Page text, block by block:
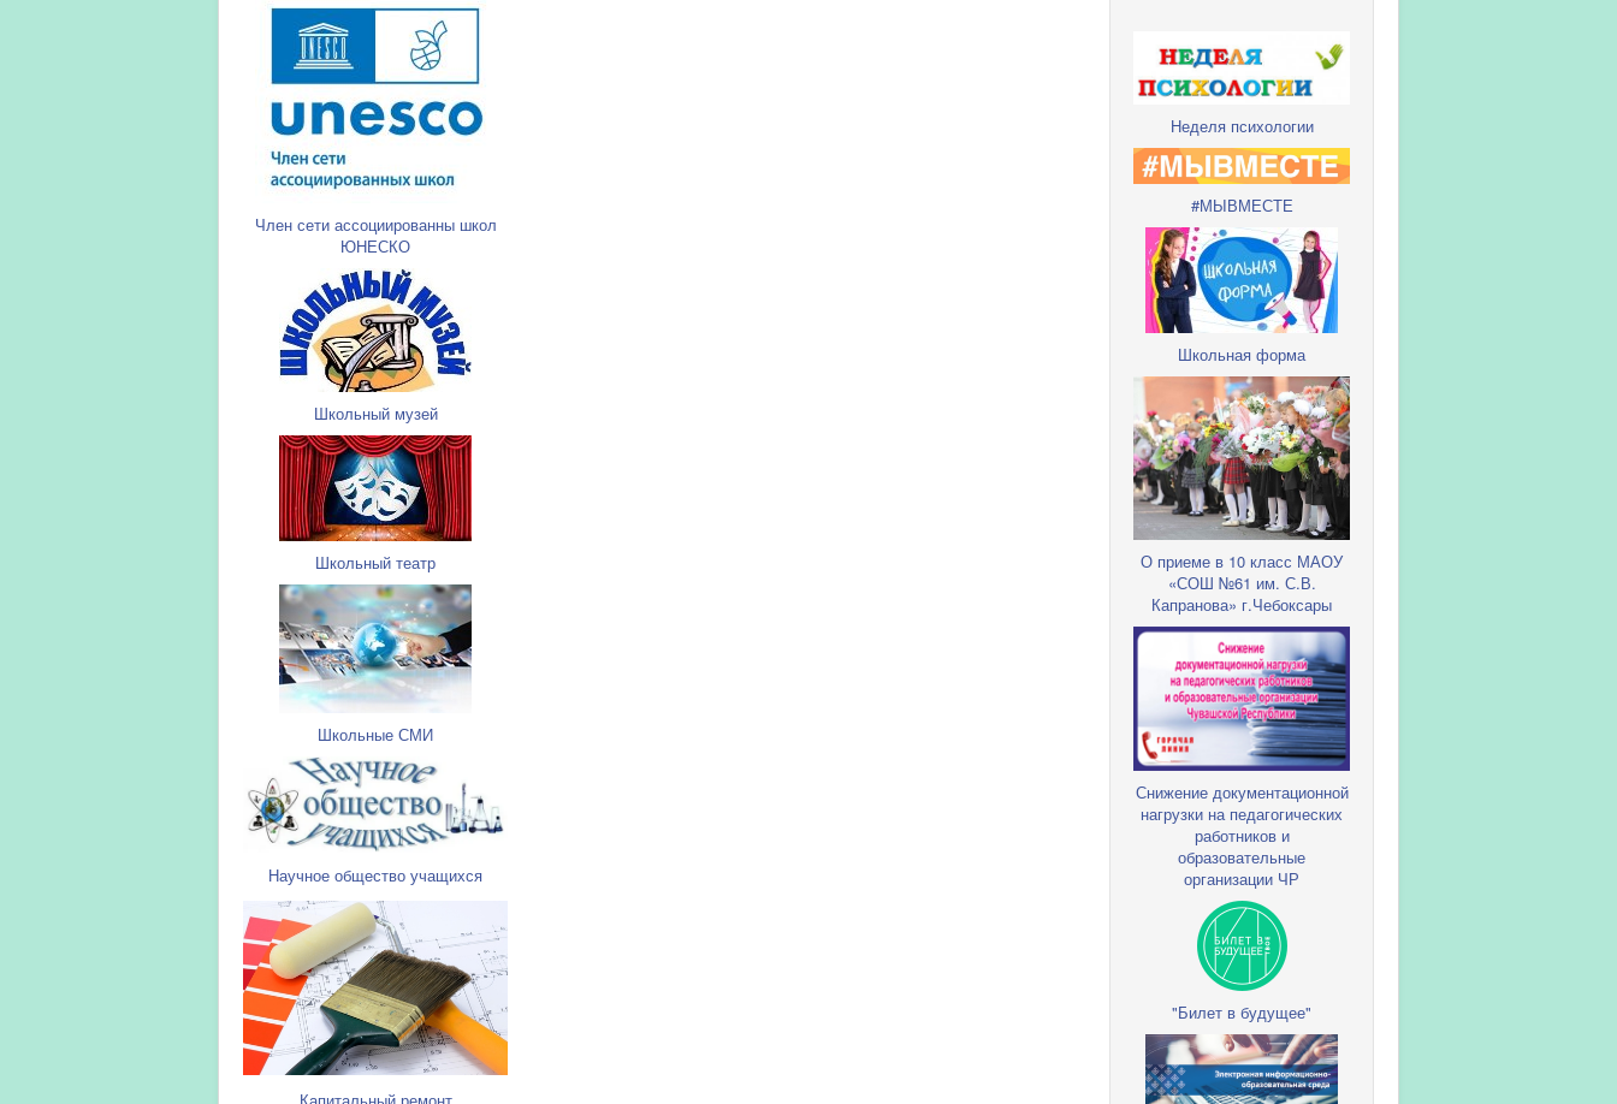
Член сети ассоциированны школ
ЮНЕСКО
Школьный музей
Школьный театр
Школьные СМИ
Научное общество учащихся
Неделя психологии
#МЫВМЕСТЕ
Школьная форма
О приеме в 10 класс МАОУ
«СОШ №61 им. С.В.
Капранова» г.Чебоксары
Снижение документационной
нагрузки на педагогических
работников и
образовательные
организации ЧР
"Билет в будущее"